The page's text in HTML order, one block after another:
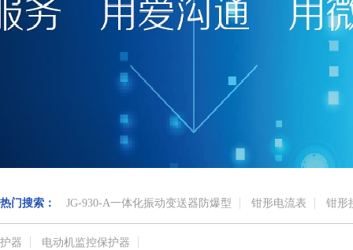
热门搜索： JG-930-A一体化振动变送器防爆型 钳形电流表 钳形
护器 电动机监控保护器